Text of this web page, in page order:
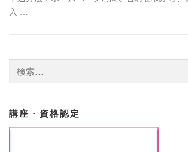
入 …
索:
講座・資格認定